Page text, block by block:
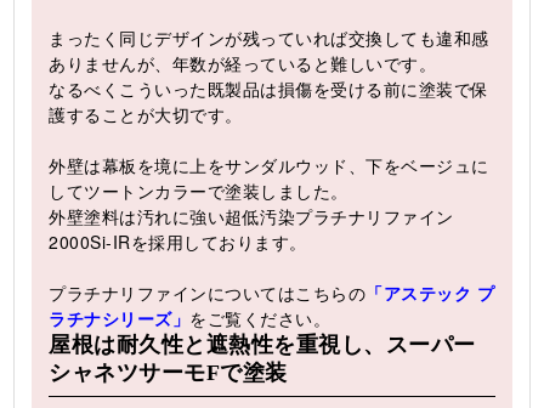
まったく同じデザインが残っていれば交換しても違和感
ありませんが、年数が経っていると難しいです。
なるべくこういった既製品は損傷を受ける前に塗装で保
護することが大切です。
外壁は幕板を境に上をサンダルウッド、下をベージュに
してツートンカラーで塗装しました。
外壁塗料は汚れに強い超低汚染プラチナリファイン
2000Si-IRを採用しております。
プラチナリファインについてはこちらの 「アステック プ
ラチナシリーズ」 をご覧ください。
屋根は耐久性と遮熱性を重視し、スーパー
シャネツサーモFで塗装